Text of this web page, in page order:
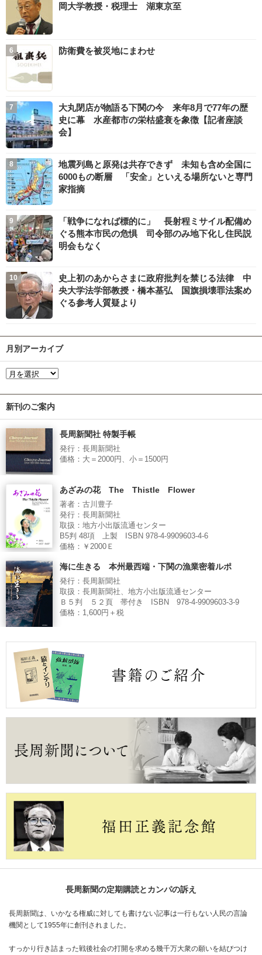
岡大学教授・税理士 湖東京至
防衛費を被災地にまわせ
大丸閉店が物語る下関の今 来年8月で77年の歴
史に幕 水産都市の栄枯盛衰を象徴【記者座談
会】
地震列島と原発は共存できず 未知も含め全国に
6000もの断層 「安全」といえる場所ないと専門
家指摘
「戦争になれば標的に」 長射程ミサイル配備め
ぐる熊本市民の危惧 司令部のみ地下化し住民説
明会もなく
史上初のあからさまに政府批判を禁じる法律 中
央大学法学部教授・橋本基弘 国旗損壊罪法案め
ぐる参考人質疑より
月別アーカイブ
新刊のご案内
長周新聞社 特製手帳
発行：長周新聞社
価格：大＝2000円、小＝1500円
あざみの花 The Thistle Flower
著者：古川豊子
発行：長周新聞社
取扱：地方小出版流通センター
B5判 48項 上製 ISBN 978-4-9909603-4-6
価格：￥2000Ｅ
海に生きる 本州最西端・下関の漁業密着ルポ
発行：長周新聞社
取扱：長周新聞社、地方小出版流通センター
Ｂ５判 ５２頁 帯付き ISBN 978-4-9909603-3-9
価格：1,600円＋税
長周新聞の定期購読とカンパの訴え
長周新聞は、いかなる権威に対しても書けない記事は一行もない人民の言論
機関として1955年に創刊されました。
すっかり行き詰まった戦後社会の打開を求める幾千万大衆の願いを結びつけ